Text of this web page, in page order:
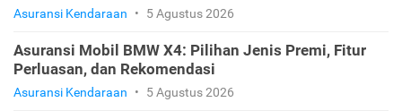
Asuransi Kendaraan • 5 Agustus 2026
Asuransi Mobil BMW X4: Pilihan Jenis Premi, Fitur
Perluasan, dan Rekomendasi
Asuransi Kendaraan • 5 Agustus 2026